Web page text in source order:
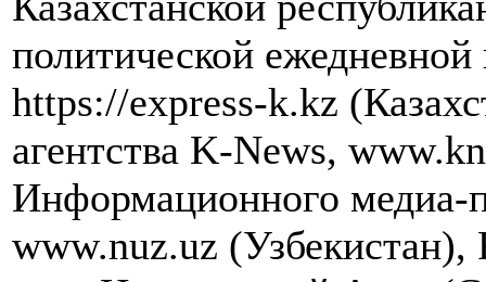
политической
https://express-k.kz
агентства K-News,
Информационного медиа-
www.nuz.uz (Узбекистан),